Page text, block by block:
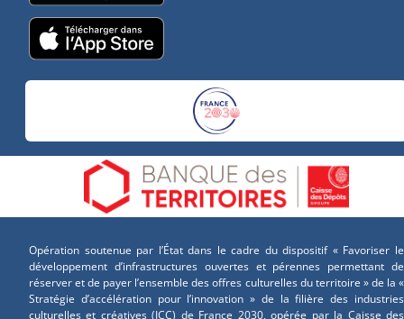
Opération soutenue par l’État dans le cadre du dispositif « Favoriser le
développement d’infrastructures ouvertes et pérennes permettant de
réserver et de payer l’ensemble des offres culturelles du territoire » de la «
Stratégie d’accélération pour l’innovation » de la filière des industries
culturelles et créatives (ICC) de France 2030, opérée par la Caisse des